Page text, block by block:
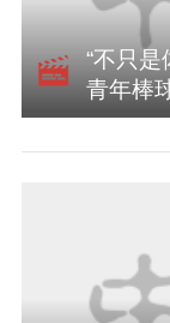
“不只
青年棒